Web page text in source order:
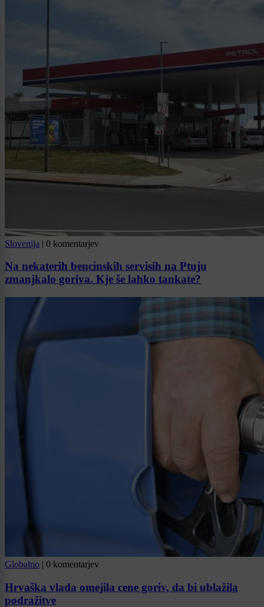
Slovenija | 0 komentarjev
Na nekaterih bencinskih servisih na Ptuju
zmanjkalo goriva. Kje še lahko tankate?
Globalno | 0 komentarjev
Hrvaška vlada omejila cene goriv, da bi ublažila
podražitve